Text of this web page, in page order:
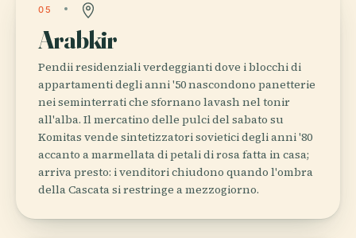
05
Arabkir
Pendii residenziali verdeggianti dove i blocchi di
appartamenti degli anni '50 nascondono panetterie
nei seminterrati che sfornano lavash nel tonir
all'alba. Il mercatino delle pulci del sabato su
Komitas vende sintetizzatori sovietici degli anni '80
accanto a marmellata di petali di rosa fatta in casa;
arriva presto: i venditori chiudono quando l'ombra
della Cascata si restringe a mezzogiorno.